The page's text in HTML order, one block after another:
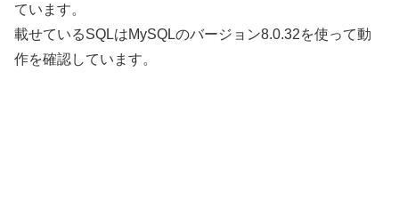
ています。
載せているSQLはMySQLのバージョン8.0.32を使って動
作を確認しています。